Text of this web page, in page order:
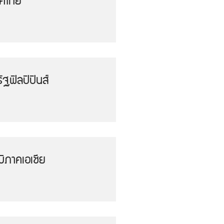
ฐฟิลปิปินส์
าคเอเชีย